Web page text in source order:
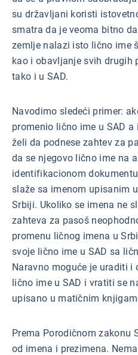
su državljani koristi
smatra da je veoma bitno
zemlje nalazi isto lično ime
kao i obavljanje svih drugih
tako i u SAD.
Navodimo sledeći primer:
promenio lično ime u SAD
želi da podnese zahtev za
da se njegovo lično ime na
identifikacionom
slaže sa imenom upisanim
Srbiji. Ukoliko se imena ne
zahteva za pasoš
promenu ličnog imena u
svoje lično ime u SAD sa
Naravno moguće je uraditi
lično ime u SAD i vratiti se
upisano u matičnim
Prema Porodičnom zakonu
od imena i prezimena.